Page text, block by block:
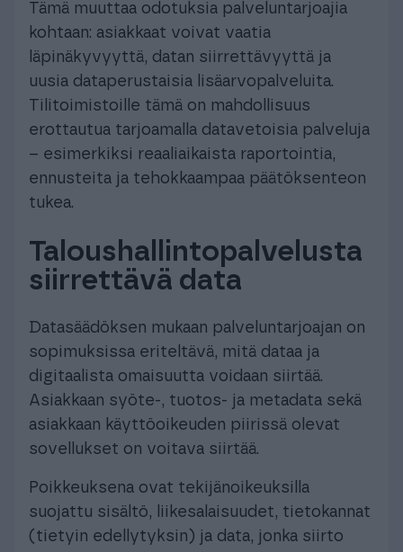
Tämä muuttaa odotuksia palveluntarjoajia
kohtaan: asiakkaat voivat vaatia
läpinäkyvyyttä, datan siirrettävyyttä ja
uusia dataperustaisia lisäarvopalveluita.
Tilitoimistoille tämä on mahdollisuus
erottautua tarjoamalla datavetoisia palveluja
– esimerkiksi reaaliaikaista raportointia,
ennusteita ja tehokkaampaa päätöksenteon
tukea.
Taloushallintopalvelusta
siirrettävä data
Datasäädöksen mukaan palveluntarjoajan on
sopimuksissa eriteltävä, mitä dataa ja
digitaalista omaisuutta voidaan siirtää.
Asiakkaan syöte-, tuotos- ja metadata sekä
asiakkaan käyttöoikeuden piirissä olevat
sovellukset on voitava siirtää.
Poikkeuksena ovat tekijänoikeuksilla
suojattu sisältö, liikesalaisuudet, tietokannat
(tietyin edellytyksin) ja data, jonka siirto